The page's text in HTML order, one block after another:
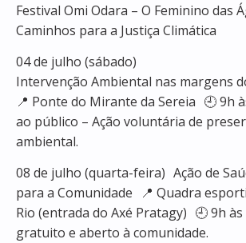
Festival Omi Odara – O Feminino das
Caminhos para a Justiça Climática
04 de julho (sábado)
Intervenção Ambiental nas margens
📍 Ponte do Mirante da Sereia 🕘 9h
ao público – Ação voluntária de
ambiental.
08 de julho (quarta-feira) Ação de
para a Comunidade 📍 Quadra
Rio (entrada do Axé Pratagy) 🕘 9h
gratuito e aberto à comunidade.